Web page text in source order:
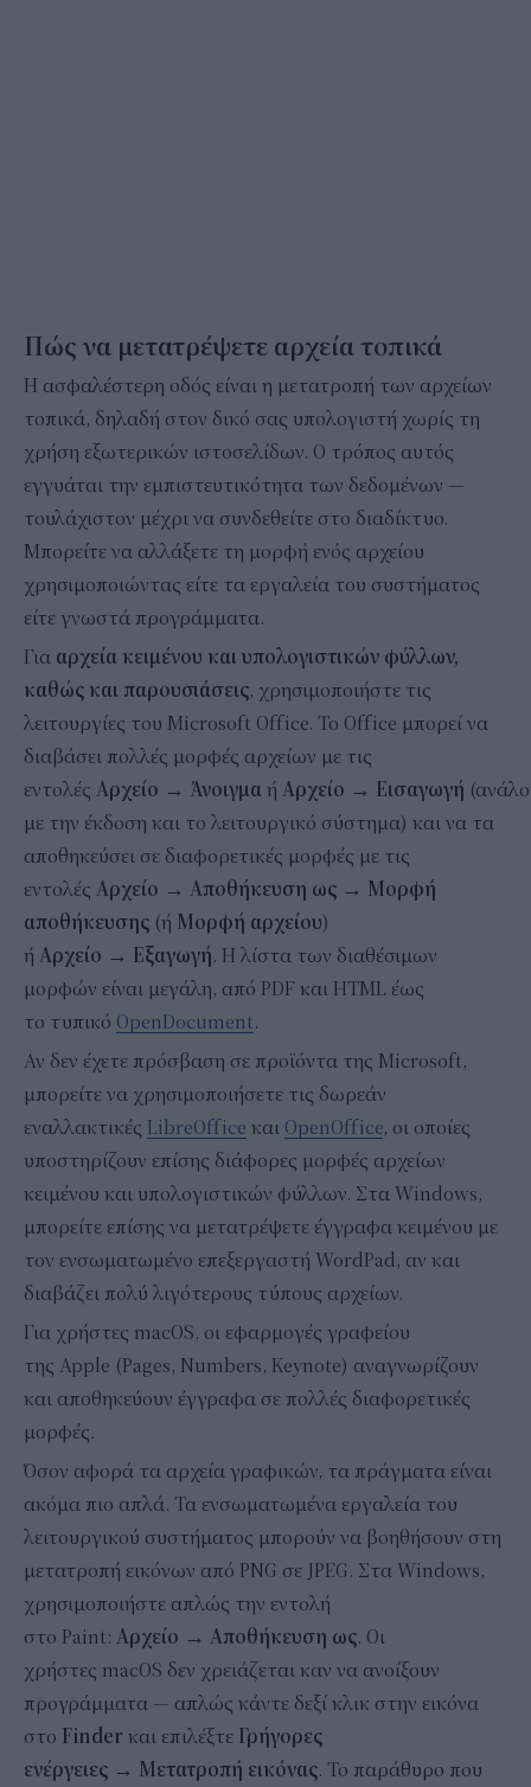
Πώς να μετατρέψετε αρχεία τοπικά
Η ασφαλέστερη οδός είναι η μετατροπή των αρχείων
τοπικά, δηλαδή στον δικό σας υπολογιστή χωρίς τη
χρήση εξωτερικών ιστοσελίδων. Ο τρόπος αυτός
εγγυάται την εμπιστευτικότητα των δεδομένων —
τουλάχιστον μέχρι να συνδεθείτε στο διαδίκτυο.
Μπορείτε να αλλάξετε τη μορφή ενός αρχείου
χρησιμοποιώντας είτε τα εργαλεία του συστήματος
είτε γνωστά προγράμματα.
Για αρχεία κειμένου και υπολογιστικών φύλλων,
καθώς και παρουσιάσεις, χρησιμοποιήστε τις
λειτουργίες του Microsoft Office. Το Office μπορεί να
διαβάσει πολλές μορφές αρχείων με τις
εντολές Αρχείο → Άνοιγμα ή Αρχείο → Εισαγωγή
με την έκδοση και το λειτουργικό σύστημα) και να τα
αποθηκεύσει σε διαφορετικές μορφές με τις
εντολές Αρχείο → Αποθήκευση ως → Μορφή
αποθήκευσης (ή Μορφή αρχείου)
ή Αρχείο → Εξαγωγή. Η λίστα των διαθέσιμων
μορφών είναι μεγάλη, από PDF και HTML έως
το τυπικό OpenDocument.
Αν δεν έχετε πρόσβαση σε προϊόντα της Microsoft,
μπορείτε να χρησιμοποιήσετε τις δωρεάν
εναλλακτικές LibreOffice και OpenOffice, οι οποίες
υποστηρίζουν επίσης διάφορες μορφές αρχείων
κειμένου και υπολογιστικών φύλλων. Στα Windows,
μπορείτε επίσης να μετατρέψετε έγγραφα κειμένου με
τον ενσωματωμένο επεξεργαστή WordPad, αν και
διαβάζει πολύ λιγότερους τύπους αρχείων.
Για χρήστες macOS, οι εφαρμογές γραφείου
της Apple (Pages, Numbers, Keynote) αναγνωρίζουν
και αποθηκεύουν έγγραφα σε πολλές διαφορετικές
μορφές.
Όσον αφορά τα αρχεία γραφικών, τα πράγματα είναι
ακόμα πιο απλά. Τα ενσωματωμένα εργαλεία του
λειτουργικού συστήματος μπορούν να βοηθήσουν στη
μετατροπή εικόνων από PNG σε JPEG. Στα Windows,
χρησιμοποιήστε απλώς την εντολή
στο Paint: Αρχείο → Αποθήκευση ως. Οι
χρήστες macOS δεν χρειάζεται καν να ανοίξουν
προγράμματα — απλώς κάντε δεξί κλικ στην εικόνα
στο Finder και επιλέξτε Γρήγορες
ενέργειες → Μετατροπή εικόνας. Το παράθυρο που